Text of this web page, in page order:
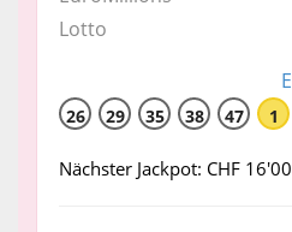
26 29 35 38 47 1
Nächster Jackpot: CHF